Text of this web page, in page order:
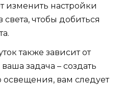
изменить настройки
чтобы добиться
также зависит от
задача – создать
освещения, вам следует